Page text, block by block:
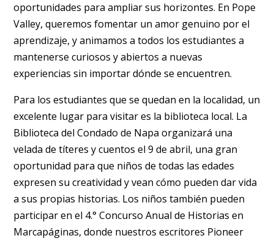
oportunidades para ampliar sus horizontes. En Pope
Valley, queremos fomentar un amor genuino por el
aprendizaje, y animamos a todos los estudiantes a
mantenerse curiosos y abiertos a nuevas
experiencias sin importar dónde se encuentren.
Para los estudiantes que se quedan en la localidad, un
excelente lugar para visitar es la biblioteca local. La
Biblioteca del Condado de Napa organizará una
velada de títeres y cuentos el 9 de abril, una gran
oportunidad para que niños de todas las edades
expresen su creatividad y vean cómo pueden dar vida
a sus propias historias. Los niños también pueden
participar en el 4.° Concurso Anual de Historias en
Marcapáginas, donde nuestros escritores Pioneer